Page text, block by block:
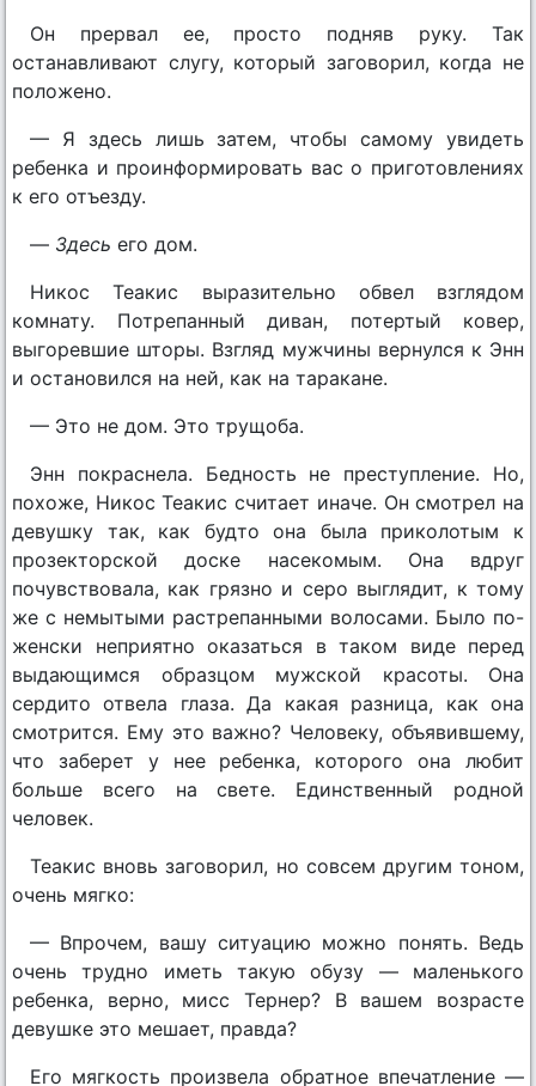
Он прервал ее, просто подняв руку. Так
останавливают слугу, который заговорил, когда не
положено.
— Я здесь лишь затем, чтобы самому увидеть
ребенка и проинформировать вас о приготовлениях
к его отъезду.
— Здесь его дом.
Никос Теакис выразительно обвел взглядом
комнату. Потрепанный диван, потертый ковер,
выгоревшие шторы. Взгляд мужчины вернулся к Энн
и остановился на ней, как на таракане.
— Это не дом. Это трущоба.
Энн покраснела. Бедность не преступление. Но,
похоже, Никос Теакис считает иначе. Он смотрел на
девушку так, как будто она была приколотым к
прозекторской доске насекомым. Она вдруг
почувствовала, как грязно и серо выглядит, к тому
же с немытыми растрепанными волосами. Было по-
женски неприятно оказаться в таком виде перед
выдающимся образцом мужской красоты. Она
сердито отвела глаза. Да какая разница, как она
смотрится. Ему это важно? Человеку, объявившему,
что заберет у нее ребенка, которого она любит
больше всего на свете. Единственный родной
человек.
Теакис вновь заговорил, но совсем другим тоном,
очень мягко:
— Впрочем, вашу ситуацию можно понять. Ведь
очень трудно иметь такую обузу — маленького
ребенка, верно, мисс Тернер? В вашем возрасте
девушке это мешает, правда?
Его мягкость произвела обратное впечатление —